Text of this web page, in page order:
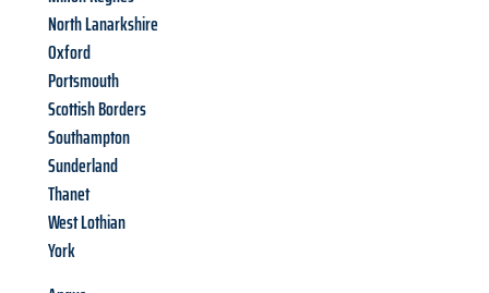
North Lanarkshire
Oxford
Portsmouth
Scottish Borders
Southampton
Sunderland
Thanet
West Lothian
York